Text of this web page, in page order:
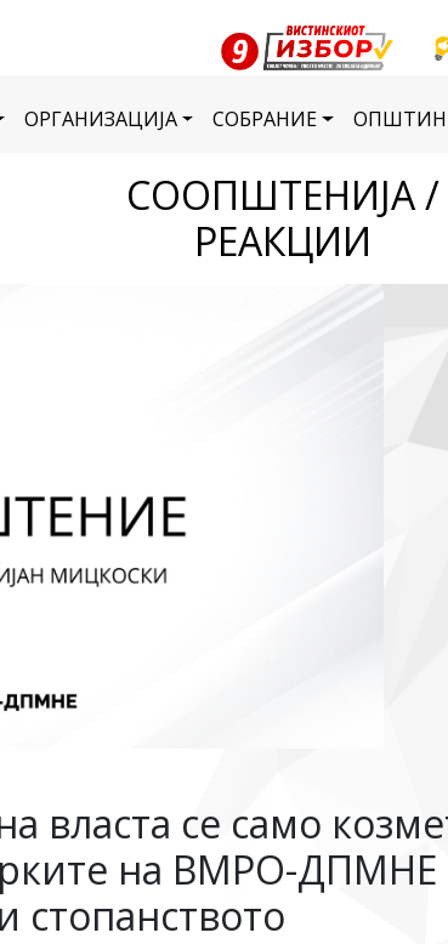
ОРГАНИЗАЦИЈА СОБРАНИЕ
СООПШТЕНИЈА /
РЕАКЦИИ
власта се само
на ВМРО-ДПМНЕ
стопанството